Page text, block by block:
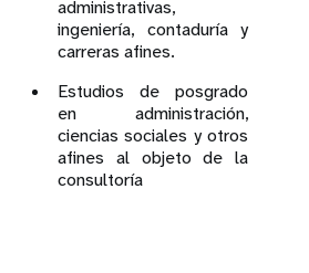
administrativas,
ingeniería, contaduría y
carreras afines.
Estudios de posgrado
en administración,
ciencias sociales y otros
afines al objeto de la
consultoría